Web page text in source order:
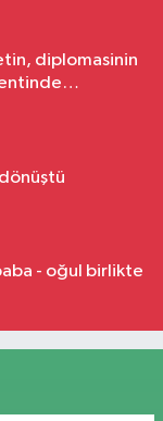
diplomasinin
- oğul birlikte